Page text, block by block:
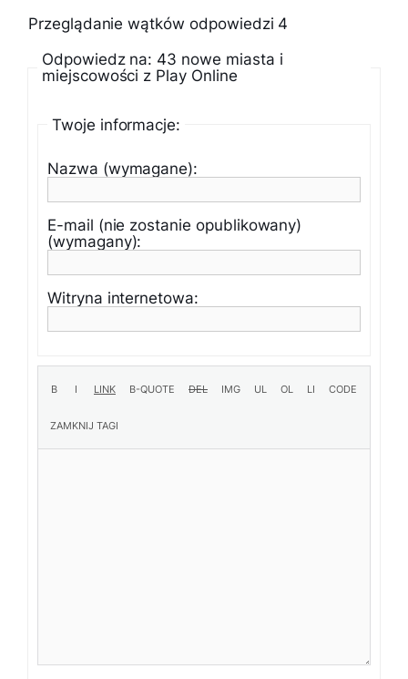
Przeglądanie wątków odpowiedzi 4
Odpowiedz na: 43 nowe miasta i
miejscowości z Play Online
Twoje informacje:
Nazwa (wymagane):
E-mail (nie zostanie opublikowany)
(wymagany):
Witryna internetowa: